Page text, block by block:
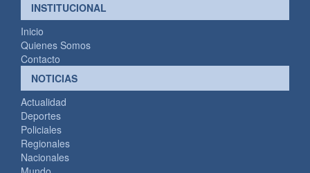
INSTITUCIONAL
Inicio
Quienes Somos
Contacto
NOTICIAS
Actualidad
Deportes
Policiales
Regionales
Nacionales